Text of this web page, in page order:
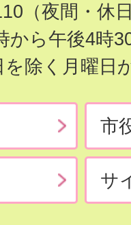
（夜間・休
から午後4時
を除く月曜日
市
サ